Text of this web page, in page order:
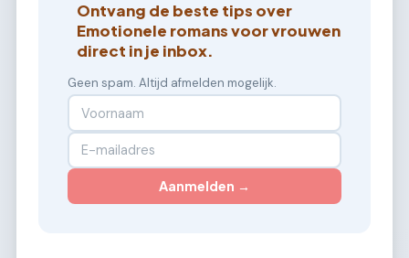
Ontvang de beste tips over
Emotionele romans voor vrouwen
direct in je inbox.
Geen spam. Altijd afmelden mogelijk.
Aanmelden →